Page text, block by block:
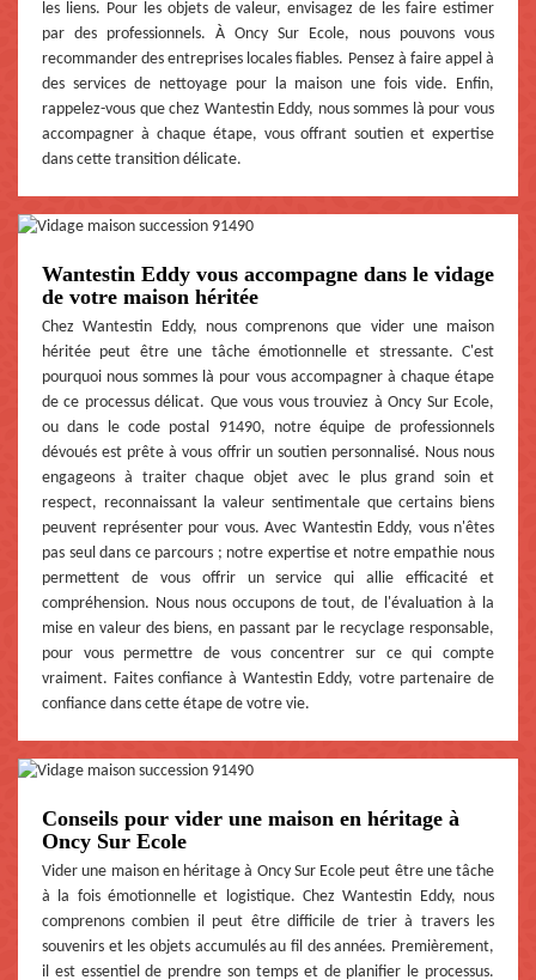
les liens. Pour les objets de valeur, envisagez de les faire estimer
par des professionnels. À Oncy Sur Ecole, nous pouvons vous
recommander des entreprises locales fiables. Pensez à faire appel à
des services de nettoyage pour la maison une fois vide. Enfin,
rappelez-vous que chez Wantestin Eddy, nous sommes là pour vous
accompagner à chaque étape, vous offrant soutien et expertise
dans cette transition délicate.
Wantestin Eddy vous accompagne dans le vidage
de votre maison héritée
Chez Wantestin Eddy, nous comprenons que vider une maison
héritée peut être une tâche émotionnelle et stressante. C'est
pourquoi nous sommes là pour vous accompagner à chaque étape
de ce processus délicat. Que vous vous trouviez à Oncy Sur Ecole,
ou dans le code postal 91490, notre équipe de professionnels
dévoués est prête à vous offrir un soutien personnalisé. Nous nous
engageons à traiter chaque objet avec le plus grand soin et
respect, reconnaissant la valeur sentimentale que certains biens
peuvent représenter pour vous. Avec Wantestin Eddy, vous n'êtes
pas seul dans ce parcours ; notre expertise et notre empathie nous
permettent de vous offrir un service qui allie efficacité et
compréhension. Nous nous occupons de tout, de l'évaluation à la
mise en valeur des biens, en passant par le recyclage responsable,
pour vous permettre de vous concentrer sur ce qui compte
vraiment. Faites confiance à Wantestin Eddy, votre partenaire de
confiance dans cette étape de votre vie.
Conseils pour vider une maison en héritage à
Oncy Sur Ecole
Vider une maison en héritage à Oncy Sur Ecole peut être une tâche
à la fois émotionnelle et logistique. Chez Wantestin Eddy, nous
comprenons combien il peut être difficile de trier à travers les
souvenirs et les objets accumulés au fil des années. Premièrement,
il est essentiel de prendre son temps et de planifier le processus.